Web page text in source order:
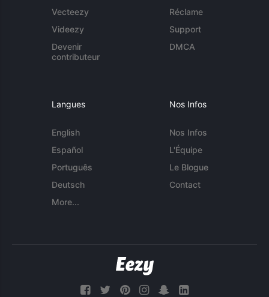
Vecteezy
Videezy
Devenir
contributeur
Réclame
Support
DMCA
Langues
English
Español
Português
Deutsch
More...
Nos Infos
Nos Infos
L'Équipe
Le Blogue
Contact